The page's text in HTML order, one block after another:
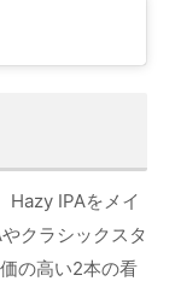
IPAをメイ
クラシックスタ
の高い2本の看